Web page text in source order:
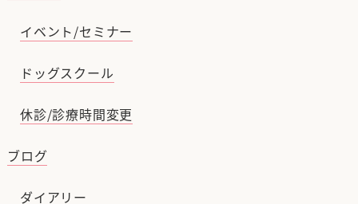
イベント/セミナー
ドッグスクール
休診/診療時間変更
ブログ
ダイアリー